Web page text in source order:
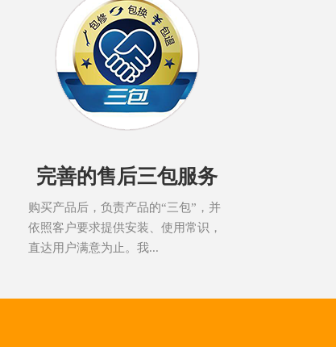
完善的售后三包服务
购买产品后，负责产品的“三包”，并
依照客户要求提供安装、使用常识，
直达用户满意为止。我...